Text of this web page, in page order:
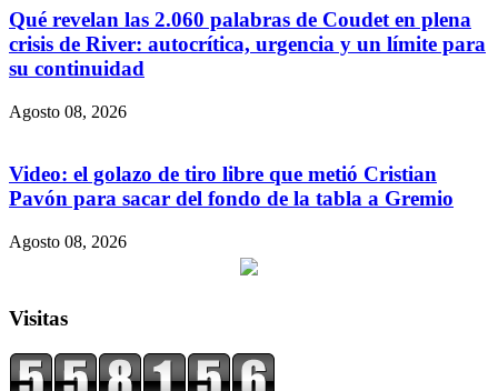
Qué revelan las 2.060 palabras de Coudet en plena
crisis de River: autocrítica, urgencia y un límite para
su continuidad
Agosto 08, 2026
Video: el golazo de tiro libre que metió Cristian
Pavón para sacar del fondo de la tabla a Gremio
Agosto 08, 2026
Visitas